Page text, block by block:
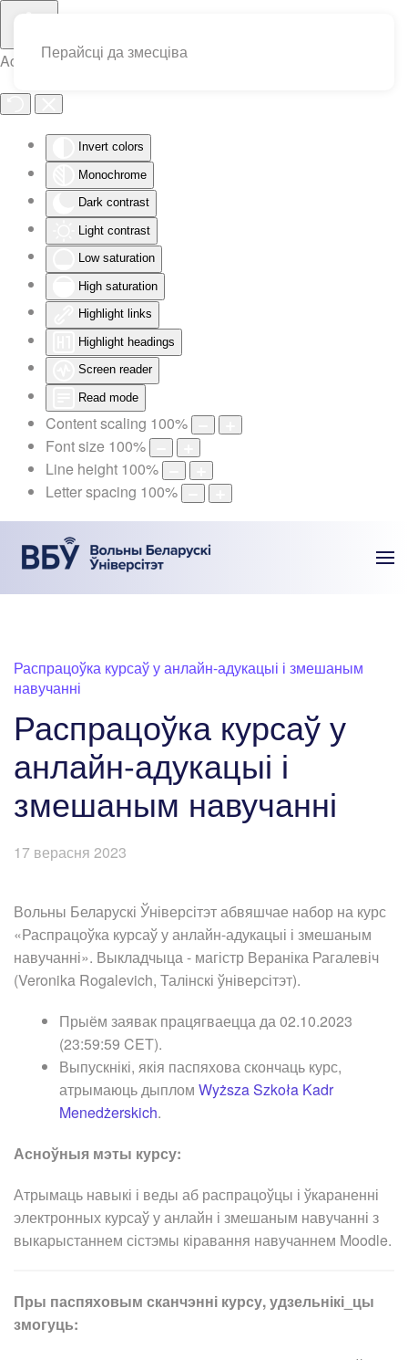
Accessibility Tools
Invert colors
Monochrome
Dark contrast
Light contrast
Low saturation
High saturation
Highlight links
Highlight headings
Screen reader
Read mode
Content scaling 100%
Font size 100%
Line height 100%
Letter spacing 100%
Перайсці да змесціва
Распрацоўка курсаў у анлайн-адукацыі і змешаным
навучанні
Распрацоўка курсаў у
анлайн-адукацыі і
змешаным навучанні
17 верасня 2023
Вольны Беларускі Ўніверсітэт абвяшчае набор на курс
«Распрацоўка курсаў у анлайн-адукацыі і змешаным
навучанні». Выкладчыца - магістр Вераніка Рагалевіч
(Veronika Rogalevich, Талінскі ўніверсітэт).
Прыём заявак працягваецца да 02.10.2023
(23:59:59 CET).
Выпускнікі, якія паспяхова скончаць курс,
атрымаюць дыплом Wyższa Szkoła Kadr
Menedżerskich.
Асноўныя мэты курсу:
Атрымаць навыкі і веды аб распрацоўцы і ўкараненні
электронных курсаў у анлайн і змешаным навучанні з
выкарыстаннем сістэмы кіравання навучаннем Moodle.
Пры паспяховым сканчэнні курсу, удзельнікі_цы
змогуць: